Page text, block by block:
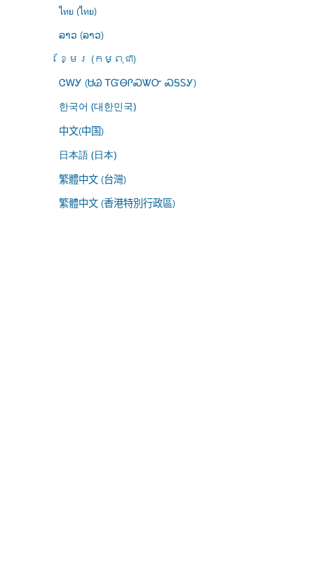
ไทย (ไทย)
ລາວ (ລາວ)
ខ្មែរ (កម្ពុជា)
ᏣᎳᎩ (ᏌᏊ ᎢᏳᎾᎵᏍᏔᏅ ᏍᎦᏚᎩ)
한국어 (대한민국)
中文(中国)
日本語 (日本)
繁體中文 (台灣)
繁體中文 (香港特別行政區)